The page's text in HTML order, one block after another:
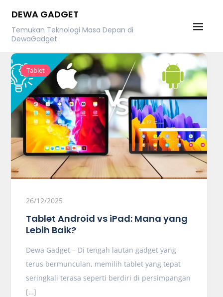
content
DEWA GADGET
Temukan Teknologi Masa Depan di
DewaGadget
Tablet
26/12/2025
Tablet Android vs iPad: Mana yang
Lebih Baik?
Dewa Gadget – Di tengah lautan gadget yang
terus bermunculan, memilih tablet yang tepat
seringkali terasa seperti berdiri di persimpangan
[…]